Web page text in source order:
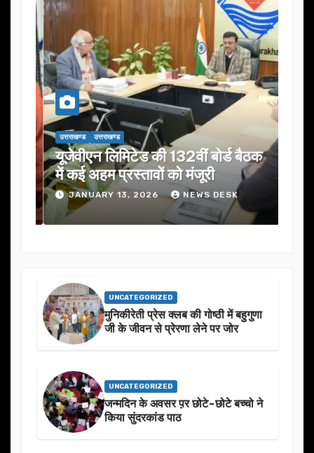
उत्तराखण्ड उत्तराखण्ड
यूजेवीएन लिमिटेड की 132वीं बोर्ड बैठक
में कई अहम प्रस्तावों को मंजूरी
JANUARY 13, 2026 NEWS DESK
UNCATEGORIZED
मुनिकीरेती प्रेस क्लब की गोष्ठी में बहुगुणा
जी के जीवन से प्रेरणा लेने पर जोर
UNCATEGORIZED
जन्मदिन के अवसर प़र छोटे-छोटे बच्चो ने
किया सुंदरकांड पाठ